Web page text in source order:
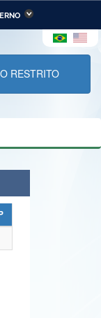
RESTRITO